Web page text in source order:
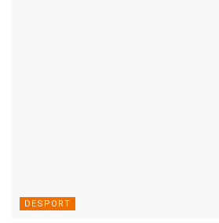
DESPORT